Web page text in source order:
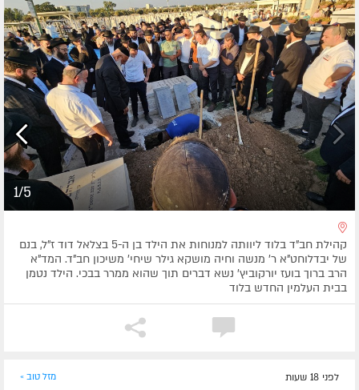
1/5
קהילת חב"ד בלוד ליוותה למנוחות את הילד בן ה-5 בצלאל דוד ז"ל, בנם
של יבדלוחט"א ר' מנשה וחיה מושקא גילר שיחי' משיכון חב"ד. המד"א
הרב ברוך בועז יורקוביץ' נשא דברים תוך שהוא ממרר בבכי. הילד נטמן
בבית העלמין החדש בלוד
לפני 18 שעות מזל טוב »